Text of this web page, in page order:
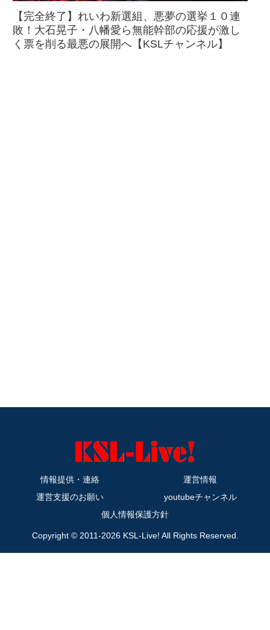
【完全終了】れいわ新選組、悪夢の選挙１０連
敗！大石晃子・八幡愛ら無能幹部の応援が激し
く票を削る最悪の展開へ【KSLチャンネル】
情報提供・連絡
運営情報
運営支援のお願い
youtubeチャンネル
個人情報保護方針
Copyright © 2011-2026 KSL-Live! All Rights Reserved.